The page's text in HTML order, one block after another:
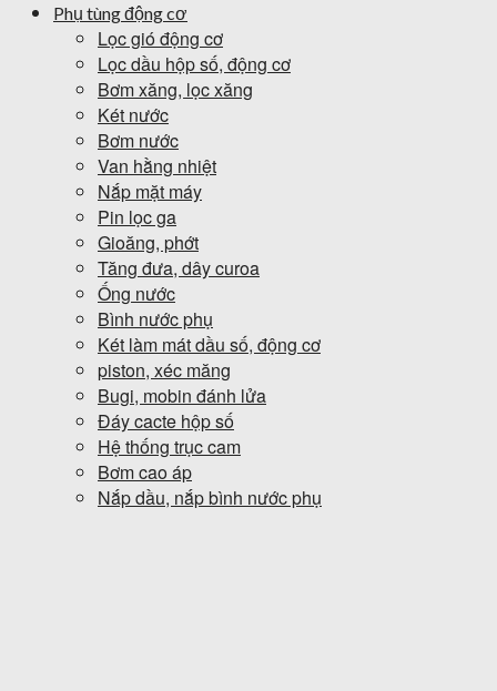
Phụ tùng động cơ
Lọc gió động cơ
Lọc dầu hộp số, động cơ
Bơm xăng, lọc xăng
Két nước
Bơm nước
Van hằng nhiệt
Nắp mặt máy
Pin lọc ga
Gioăng, phớt
Tăng đưa, dây curoa
Ống nước
Bình nước phụ
Két làm mát dầu số, động cơ
piston, xéc măng
Bugi, mobin đánh lửa
Đáy cacte hộp số
Hệ thống trục cam
Bơm cao áp
Nắp dầu, nắp bình nước phụ